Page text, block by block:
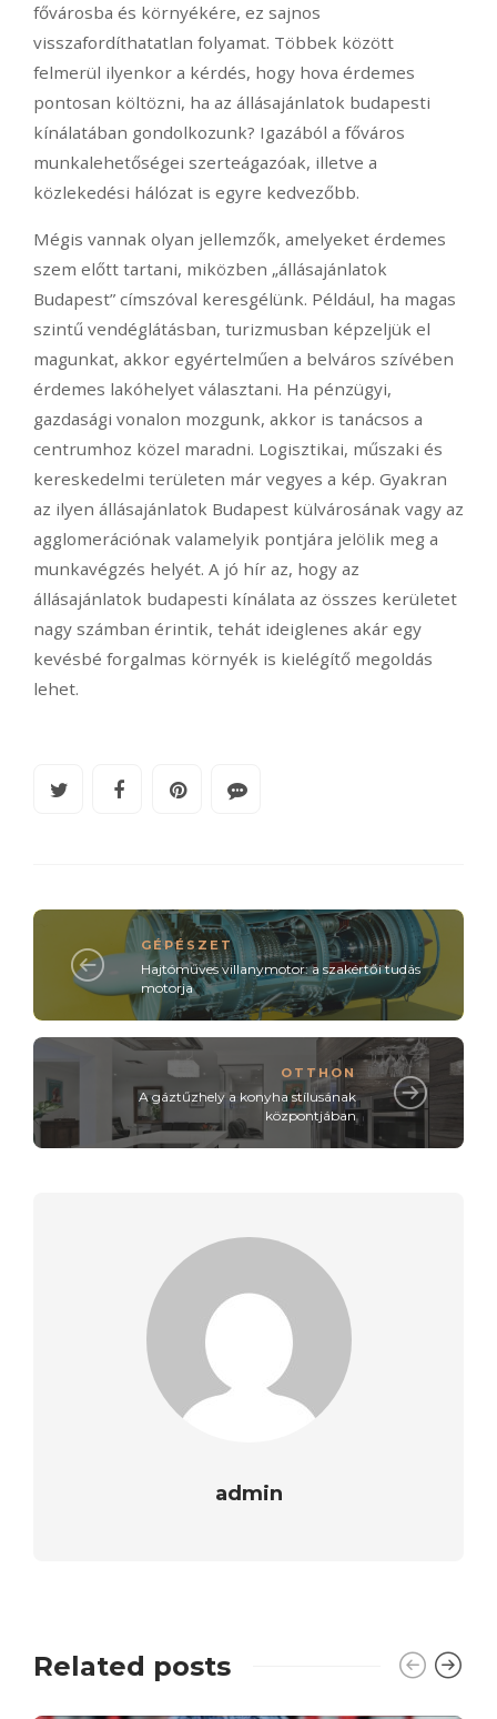
fővárosba és környékére, ez sajnos
visszafordíthatatlan folyamat. Többek között
felmerül ilyenkor a kérdés, hogy hova érdemes
pontosan költözni, ha az állásajánlatok budapesti
kínálatában gondolkozunk? Igazából a főváros
munkalehetőségei szerteágazóak, illetve a
közlekedési hálózat is egyre kedvezőbb.
Mégis vannak olyan jellemzők, amelyeket érdemes
szem előtt tartani, miközben „állásajánlatok
Budapest” címszóval keresgélünk. Például, ha magas
szintű vendéglátásban, turizmusban képzeljük el
magunkat, akkor egyértelműen a belváros szívében
érdemes lakóhelyet választani. Ha pénzügyi,
gazdasági vonalon mozgunk, akkor is tanácsos a
centrumhoz közel maradni. Logisztikai, műszaki és
kereskedelmi területen már vegyes a kép. Gyakran
az ilyen állásajánlatok Budapest külvárosának vagy az
agglomerációnak valamelyik pontjára jelölik meg a
munkavégzés helyét. A jó hír az, hogy az
állásajánlatok budapesti kínálata az összes kerületet
nagy számban érintik, tehát ideiglenes akár egy
kevésbé forgalmas környék is kielégítő megoldás
lehet.
GÉPÉSZET
Hajtóműves villanymotor: a szakértői tudás
motorja
OTTHON
A gáztűzhely a konyha stílusának
központjában
admin
Related posts